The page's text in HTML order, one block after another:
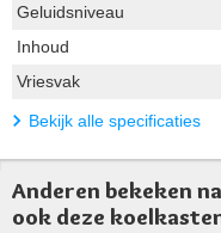
Geluidsniveau
Inhoud
Vriesvak
Bekijk alle specificaties
Anderen bekeken
ook deze